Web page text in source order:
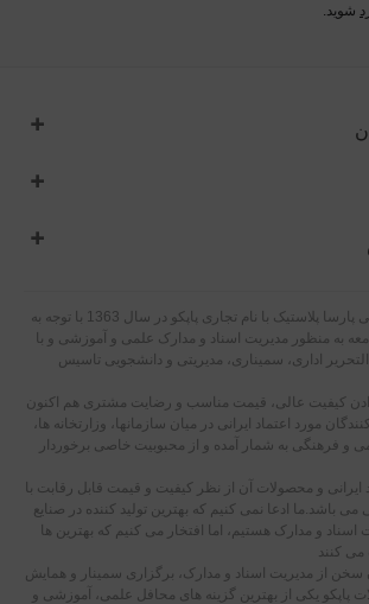
شوید.
شرکت تولیدی و صنعتی پارسا پلاستیک با نام تجاری پاپکو در سال 1363 با توجه به
به منظور مدیریت اسناد و مدارک علمی و آموزشی و با
التحریر اداری، سمیناری، مدیریتی و دانشجویی تاسیس
کیفیت عالی، قیمت مناسب و رضایت مشتری هم اکنون
مورد اعتماد ایرانی در میان سازمانها، وزارتخانه ها،
و فرهنگی به شمار آمده و از محبوبیت خاصی برخوردار
و محصولات آن از نظر کیفیت و قیمت قابل رقابت با
باشد.ما ادعا نمی کنیم که بهترین تولید کننده در صنایع
اسناد و مدارک هستیم، اما افتخار می کنیم که بهترین ها
می کنند
از مدیریت اسناد و مدارک، برگزاری سمینار و همایش
پاپکو یکی از بهترین گزینه های محافل علمی، آموزشی و